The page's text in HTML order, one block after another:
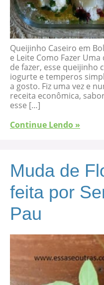
Queijinho Caseiro em
e Leite Como Fazer
de fazer, esse queijinho
iogurte e temperos
a gosto. Fiz uma vez e
receita econômica,
esse […]
Continue Lendo »
Muda de
feita por
Pau